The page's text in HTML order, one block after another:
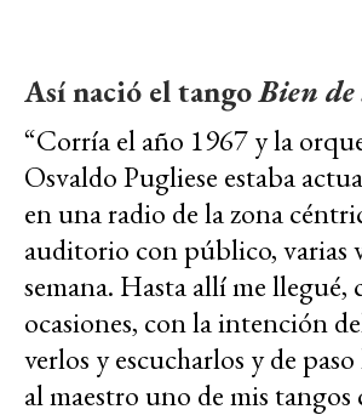
Así nació el tangoBien
“Corría el año 1967 y la
Osvaldo Pugliese estaba
en una radio de la zona
auditorio con público, varias
semana. Hasta allí me llegué,
ocasiones, con la intención
verlos y escucharlos y de
al maestro uno de mis tangos